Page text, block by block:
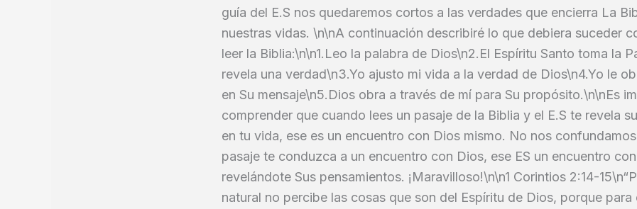
guía del E.S nos quedaremos cortos a las verdades que encierra La
nuestras vidas. \n\nA continuación describiré lo que debiera suceder
leer la Biblia:\n\n1.Leo la palabra de Dios\n2.El Espíritu Santo toma la
revela una verdad\n3.Yo ajusto mi vida a la verdad de Dios\n4.Yo le
en Su mensaje\n5.Dios obra a través de mí para Su propósito.\n\nEs
comprender que cuando lees un pasaje de la Biblia y el E.S te revela
en tu vida, ese es un encuentro con Dios mismo. No nos
pasaje te conduzca a un encuentro con Dios, ese ES un encuentro
revelándote Sus pensamientos. ¡Maravilloso!\n\n1 Corintios 2:14-
natural no percibe las cosas que son del Espíritu de Dios, porque para